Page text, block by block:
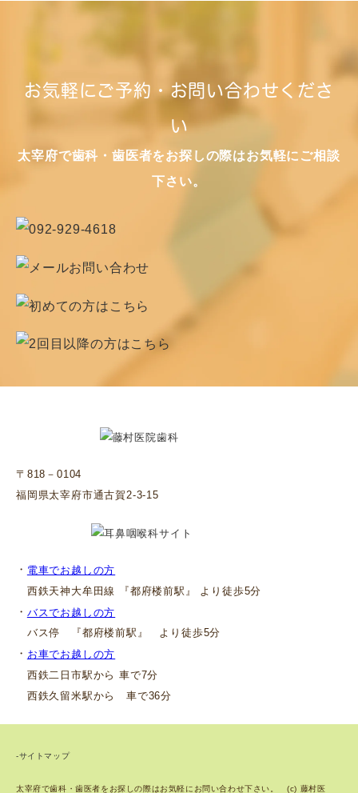
お気軽にご予約・お問い合わせくださ
い
太宰府で歯科・歯医者をお探しの際はお気軽にご相談
下さい。
〒818－0104
福岡県太宰府市通古賀2-3-15
・ 電車でお越しの方
西鉄天神大牟田線 『都府楼前駅』 より徒歩5分
・ バスでお越しの方
バス停 『都府楼前駅』 より徒歩5分
・ お車でお越しの方
西鉄二日市駅から 車で7分
西鉄久留米駅から 車で36分
-サイトマップ
太宰府で歯科・歯医者をお探しの際はお気軽にお問い合わせ下さい。 (c) 藤村医